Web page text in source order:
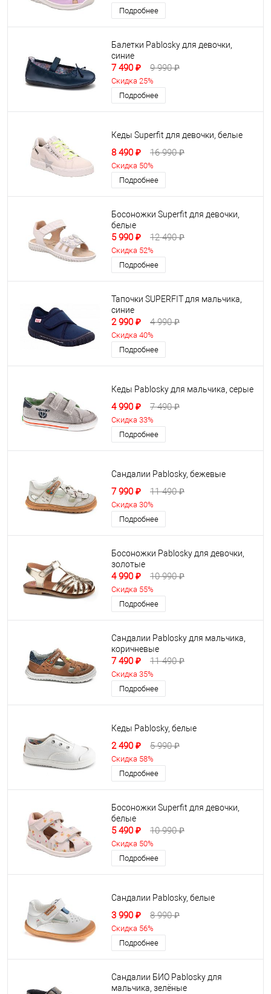
Подробнее
Балетки Pablosky для девочки,
синие
7 490 ₽ 9 990 ₽
Скидка 25%
Подробнее
Кеды Superfit для девочки, белые
8 490 ₽ 16 990 ₽
Скидка 50%
Подробнее
Босоножки Superfit для девочки,
белые
5 990 ₽ 12 490 ₽
Скидка 52%
Подробнее
Тапочки SUPERFIT для мальчика,
синие
2 990 ₽ 4 990 ₽
Скидка 40%
Подробнее
Кеды Pablosky для мальчика, серые
4 990 ₽ 7 490 ₽
Скидка 33%
Подробнее
Сандалии Pablosky, бежевые
7 990 ₽ 11 490 ₽
Скидка 30%
Подробнее
Босоножки Pablosky для девочки,
золотые
4 990 ₽ 10 990 ₽
Скидка 55%
Подробнее
Сандалии Pablosky для мальчика,
коричневые
7 490 ₽ 11 490 ₽
Скидка 35%
Подробнее
Кеды Pablosky, белые
2 490 ₽ 5 990 ₽
Скидка 58%
Подробнее
Босоножки Superfit для девочки,
белые
5 490 ₽ 10 990 ₽
Скидка 50%
Подробнее
Сандалии Pablosky, белые
3 990 ₽ 8 990 ₽
Скидка 56%
Подробнее
Сандалии БИО Pablosky для
мальчика, зелёные